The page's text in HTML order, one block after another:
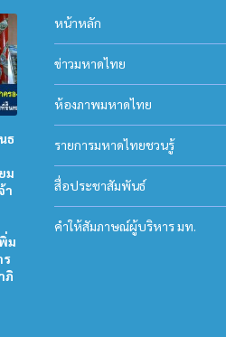
ธ
ม
า
ม
ร
ภิ
หน้าหลัก
ข่าวมหาดไทย
ห้องภาพมหาดไทย
รายการมหาดไทยชวนรู้
สื่อประชาสัมพันธ์
คำให้สัมภาษณ์ผู้บริหาร มท.